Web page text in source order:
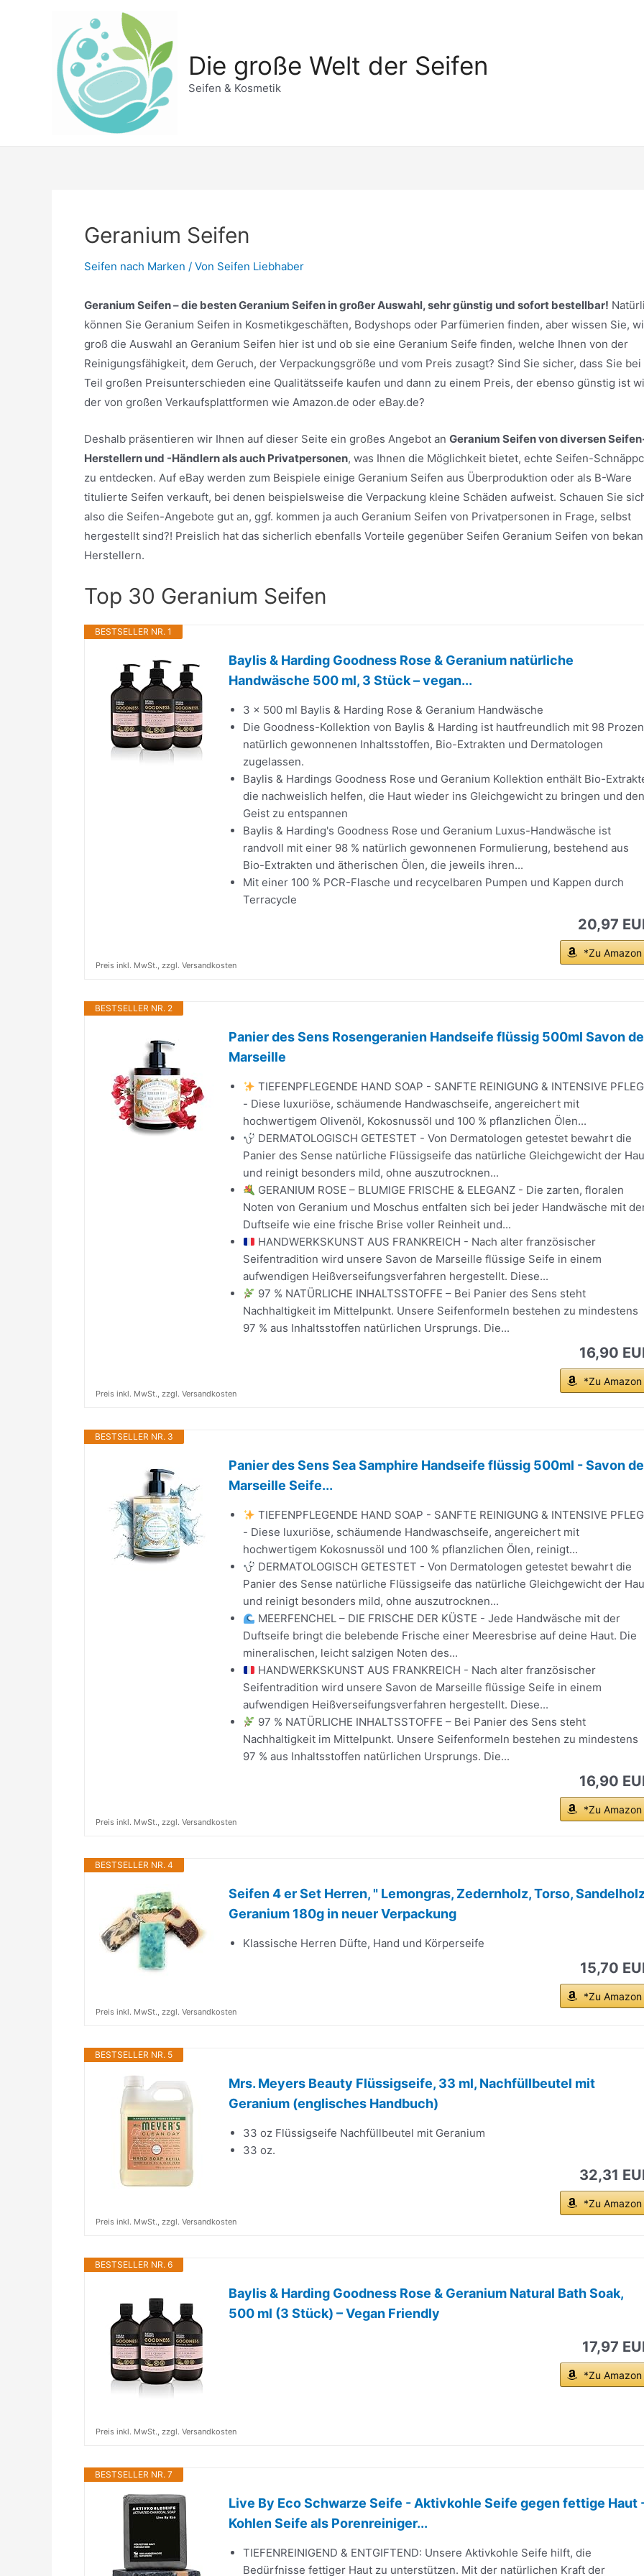
Die große Welt der Seifen
Seifen & Kosmetik
Geranium Seifen
Seifen nach Marken / Von Seifen Liebhaber
Geranium Seifen – die besten Geranium Seifen in großer Auswahl, sehr günstig und sofort bestellbar!
können Sie Geranium Seifen in Kosmetikgeschäften, Bodyshops oder Parfümerien finden, aber wissen Sie,
groß die Auswahl an Geranium Seifen hier ist und ob sie eine Geranium Seife finden, welche Ihnen von der
Reinigungsfähigkeit, dem Geruch, der Verpackungsgröße und vom Preis zusagt? Sind Sie sicher, dass Sie bei
Teil großen Preisunterschieden eine Qualitätsseife kaufen und dann zu einem Preis, der ebenso günstig ist
der von großen Verkaufsplattformen wie Amazon.de oder eBay.de?
Deshalb präsentieren wir Ihnen auf dieser Seite ein großes Angebot an Geranium Seifen von diversen
Herstellern und -Händlern als auch Privatpersonen, was Ihnen die Möglichkeit bietet, echte Seifen-
zu entdecken. Auf eBay werden zum Beispiele einige Geranium Seifen aus Überproduktion oder als B-Ware
titulierte Seifen verkauft, bei denen beispielsweise die Verpackung kleine Schäden aufweist. Schauen Sie
also die Seifen-Angebote gut an, ggf. kommen ja auch Geranium Seifen von Privatpersonen in Frage, selbst
hergestellt sind?! Preislich hat das sicherlich ebenfalls Vorteile gegenüber Seifen Geranium Seifen von
Herstellern.
Top 30 Geranium Seifen
BESTSELLER NR. 1
Baylis & Harding Goodness Rose & Geranium natürliche
Handwäsche 500 ml, 3 Stück – vegan...
3 x 500 ml Baylis & Harding Rose & Geranium Handwäsche
Die Goodness-Kollektion von Baylis & Harding ist hautfreundlich mit 98
natürlich gewonnenen Inhaltsstoffen, Bio-Extrakten und Dermatologen
zugelassen.
Baylis & Hardings Goodness Rose und Geranium Kollektion enthält Bio-
die nachweislich helfen, die Haut wieder ins Gleichgewicht zu bringen und den
Geist zu entspannen
Baylis & Harding's Goodness Rose und Geranium Luxus-Handwäsche ist
randvoll mit einer 98 % natürlich gewonnenen Formulierung, bestehend aus
Bio-Extrakten und ätherischen Ölen, die jeweils ihren...
Mit einer 100 % PCR-Flasche und recycelbaren Pumpen und Kappen durch
Terracycle
20,97
*Zu Amazon
Preis inkl. MwSt., zzgl. Versandkosten
BESTSELLER NR. 2
Panier des Sens Rosengeranien Handseife flüssig 500ml Savon de
Marseille
TIEFENPFLEGENDE HAND SOAP - SANFTE REINIGUNG & INTENSIVE
- Diese luxuriöse, schäumende Handwaschseife, angereichert mit
hochwertigem Olivenöl, Kokosnussöl und 100 % pflanzlichen Ölen...
DERMATOLOGISCH GETESTET - Von Dermatologen getestet bewahrt die
Panier des Sense natürliche Flüssigseife das natürliche Gleichgewicht der
und reinigt besonders mild, ohne auszutrocknen...
GERANIUM ROSE – BLUMIGE FRISCHE & ELEGANZ - Die zarten, floralen
Noten von Geranium und Moschus entfalten sich bei jeder Handwäsche mit
Duftseife wie eine frische Brise voller Reinheit und...
HANDWERKSKUNST AUS FRANKREICH - Nach alter französischer
Seifentradition wird unsere Savon de Marseille flüssige Seife in einem
aufwendigen Heißverseifungsverfahren hergestellt. Diese...
97 % NATÜRLICHE INHALTSSTOFFE – Bei Panier des Sens steht
Nachhaltigkeit im Mittelpunkt. Unsere Seifenformeln bestehen zu mindestens
97 % aus Inhaltsstoffen natürlichen Ursprungs. Die...
16,90
*Zu Amazon
Preis inkl. MwSt., zzgl. Versandkosten
BESTSELLER NR. 3
Panier des Sens Sea Samphire Handseife flüssig 500ml - Savon de
Marseille Seife...
TIEFENPFLEGENDE HAND SOAP - SANFTE REINIGUNG & INTENSIVE
- Diese luxuriöse, schäumende Handwaschseife, angereichert mit
hochwertigem Kokosnussöl und 100 % pflanzlichen Ölen, reinigt...
DERMATOLOGISCH GETESTET - Von Dermatologen getestet bewahrt die
Panier des Sense natürliche Flüssigseife das natürliche Gleichgewicht der
und reinigt besonders mild, ohne auszutrocknen...
MEERFENCHEL – DIE FRISCHE DER KÜSTE - Jede Handwäsche mit der
Duftseife bringt die belebende Frische einer Meeresbrise auf deine Haut. Die
mineralischen, leicht salzigen Noten des...
HANDWERKSKUNST AUS FRANKREICH - Nach alter französischer
Seifentradition wird unsere Savon de Marseille flüssige Seife in einem
aufwendigen Heißverseifungsverfahren hergestellt. Diese...
97 % NATÜRLICHE INHALTSSTOFFE – Bei Panier des Sens steht
Nachhaltigkeit im Mittelpunkt. Unsere Seifenformeln bestehen zu mindestens
97 % aus Inhaltsstoffen natürlichen Ursprungs. Die...
16,90
*Zu Amazon
Preis inkl. MwSt., zzgl. Versandkosten
BESTSELLER NR. 4
Seifen 4 er Set Herren, " Lemongras, Zedernholz, Torso,
Geranium 180g in neuer Verpackung
Klassische Herren Düfte, Hand und Körperseife
15,70
*Zu Amazon
Preis inkl. MwSt., zzgl. Versandkosten
BESTSELLER NR. 5
Mrs. Meyers Beauty Flüssigseife, 33 ml, Nachfüllbeutel mit
Geranium (englisches Handbuch)
33 oz Flüssigseife Nachfüllbeutel mit Geranium
33 oz.
32,31
*Zu Amazon
Preis inkl. MwSt., zzgl. Versandkosten
BESTSELLER NR. 6
Baylis & Harding Goodness Rose & Geranium Natural Bath Soak,
500 ml (3 Stück) – Vegan Friendly
17,97
*Zu Amazon
Preis inkl. MwSt., zzgl. Versandkosten
BESTSELLER NR. 7
Live By Eco Schwarze Seife - Aktivkohle Seife gegen fettige Haut
Kohlen Seife als Porenreiniger...
TIEFENREINIGEND & ENTGIFTEND: Unsere Aktivkohle Seife hilft, die
Bedürfnisse fettiger Haut zu unterstützen. Mit der natürlichen Kraft der